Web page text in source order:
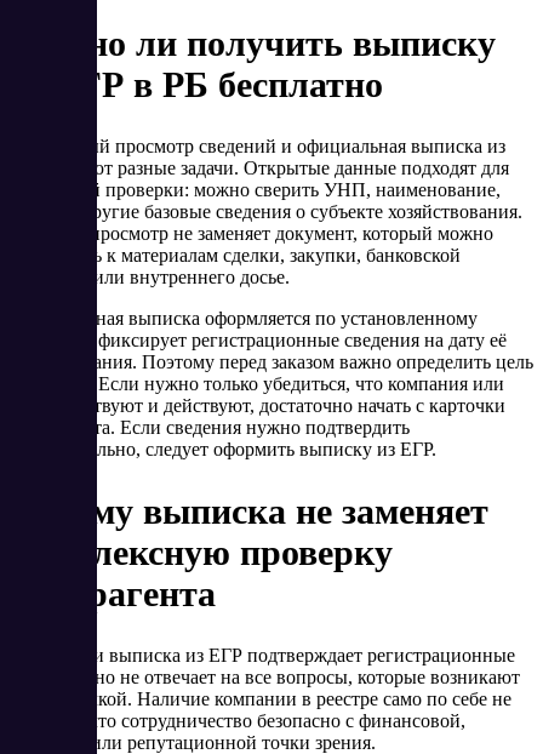
Можно ли получить выписку
из ЕГР в РБ бесплатно
Бесплатный просмотр сведений и официальная выписка из
ЕГР решают разные задачи. Открытые данные подходят для
первичной проверки: можно сверить УНП, наименование,
статус и другие базовые сведения о субъекте хозяйствования.
Но такой просмотр не заменяет документ, который можно
приложить к материалам сделки, закупки, банковской
проверки или внутреннего досье.
Официальная выписка оформляется по установленному
порядку и фиксирует регистрационные сведения на дату её
формирования. Поэтому перед заказом важно определить цель
проверки. Если нужно только убедиться, что компания или
ИП существуют и действуют, достаточно начать с карточки
контрагента. Если сведения нужно подтвердить
документально, следует оформить выписку из ЕГР.
Почему выписка не заменяет
комплексную проверку
контрагента
В Беларуси выписка из ЕГР подтверждает регистрационные
сведения, но не отвечает на все вопросы, которые возникают
перед сделкой. Наличие компании в реестре само по себе не
означает, что сотрудничество безопасно с финансовой,
судебной или репутационной точки зрения.